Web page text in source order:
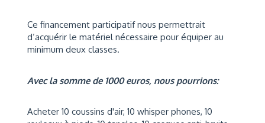
Ce financement participatif nous permettrait
d’acquérir le matériel nécessaire pour équiper au
minimum deux classes.
Avec la somme de 1000 euros, nous pourrions:
Acheter 10 coussins d'air, 10 whisper phones, 10